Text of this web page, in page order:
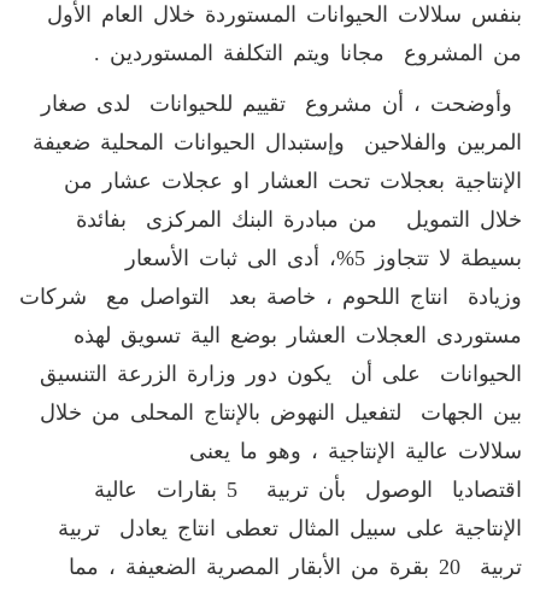
بنفس سلالات الحيوانات المستوردة خلال العام الأول
من المشروع مجانا ويتم التكلفة المستوردين .
وأوضحت ، أن مشروع تقييم للحيوانات لدى صغار
المربين والفلاحين وإستبدال الحيوانات المحلية ضعيفة
الإنتاجية بعجلات تحت العشار او عجلات عشار من
خلال التمويل من مبادرة البنك المركزى بفائدة
بسيطة لا تتجاوز 5%، أدى الى ثبات الأسعار
وزيادة انتاج اللحوم ، خاصة بعد التواصل مع شركات
مستوردى العجلات العشار بوضع الية تسويق لهذه
الحيوانات على أن يكون دور وزارة الزرعة التنسيق
بين الجهات لتفعيل النهوض بالإنتاج المحلى من خلال
سلالات عالية الإنتاجية ، وهو ما يعنى
اقتصاديا الوصول بأن تربية 5 بقارات عالية
الإنتاجية على سبيل المثال تعطى انتاج يعادل تربية
تربية 20 بقرة من الأبقار المصرية الضعيفة ، مما